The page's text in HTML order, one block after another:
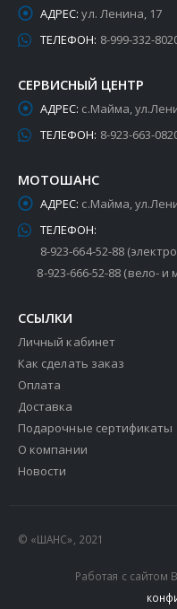
АДРЕС: ул. Ленина, 17
ТЕЛЕФОН: 8-999-332-
СЕРВИСНЫЙ ЦЕНТР
АДРЕС: с.Майма,
ТЕЛЕФОН: 8-923-663-
МОТОШАНС
АДРЕС: с.Майма,
ТЕЛЕФОН:
8-923-664-52-88
8-923-666-52-88 (вело- и
ССЫЛКИ
Личный кабинет
Как сделать заказ
Оплата
Доставка
Подарочные сертификаты
О компании
Новости
© «ШАНС», 2021
Работая с сайтом